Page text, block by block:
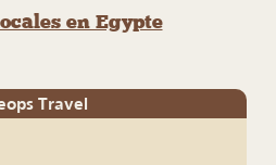
en Egypte
Travel